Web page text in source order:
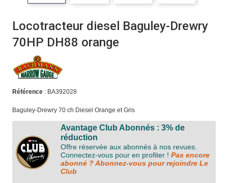
Locotracteur diesel Baguley-Drewry
70HP DH88 orange
Référence: BA392028
Baguley-Drewry 70 ch Diesel Orange et Gris
Avantage Club Abonnés : 3% de
réduction
Offre réservée aux abonnés à nos revues.
Connectez-vous pour en profiter ! Pas encore
abonné ? Abonnez-vous pour rejoindre Le
Club